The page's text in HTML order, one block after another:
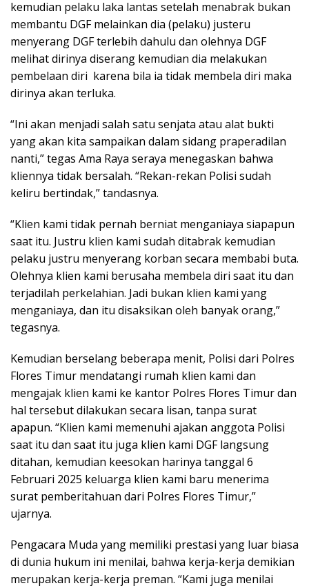
kemudian pelaku laka lantas setelah menabrak bukan
membantu DGF melainkan dia (pelaku) justeru
menyerang DGF terlebih dahulu dan olehnya DGF
melihat dirinya diserang kemudian dia melakukan
pembelaan diri karena bila ia tidak membela diri maka
dirinya akan terluka.
“Ini akan menjadi salah satu senjata atau alat bukti
yang akan kita sampaikan dalam sidang praperadilan
nanti,” tegas Ama Raya seraya menegaskan bahwa
kliennya tidak bersalah. “Rekan-rekan Polisi sudah
keliru bertindak,” tandasnya.
“Klien kami tidak pernah berniat menganiaya siapapun
saat itu. Justru klien kami sudah ditabrak kemudian
pelaku justru menyerang korban secara membabi buta.
Olehnya klien kami berusaha membela diri saat itu dan
terjadilah perkelahian. Jadi bukan klien kami yang
menganiaya, dan itu disaksikan oleh banyak orang,”
tegasnya.
Kemudian berselang beberapa menit, Polisi dari Polres
Flores Timur mendatangi rumah klien kami dan
mengajak klien kami ke kantor Polres Flores Timur dan
hal tersebut dilakukan secara lisan, tanpa surat
apapun. “Klien kami memenuhi ajakan anggota Polisi
saat itu dan saat itu juga klien kami DGF langsung
ditahan, kemudian keesokan harinya tanggal 6
Februari 2025 keluarga klien kami baru menerima
surat pemberitahuan dari Polres Flores Timur,”
ujarnya.
Pengacara Muda yang memiliki prestasi yang luar biasa
di dunia hukum ini menilai, bahwa kerja-kerja demikian
merupakan kerja-kerja preman. “Kami juga menilai